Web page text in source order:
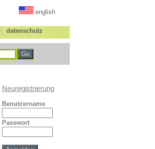
english
datenschutz
Neuregistrierung
Benutzername
Passwort